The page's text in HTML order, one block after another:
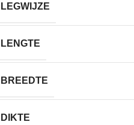
LEGWIJZE
LENGTE
BREEDTE
DIKTE